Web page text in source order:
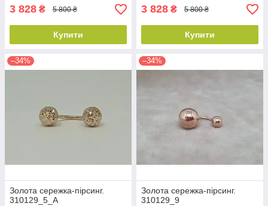
3 828 ₴ 5 800 ₴
Купити
3 828 ₴ 5 800 ₴
Купити
–34%
Золота сережка-пірсинг.
310129_5_А
–34%
Золота сережка-пірсинг.
310129_9